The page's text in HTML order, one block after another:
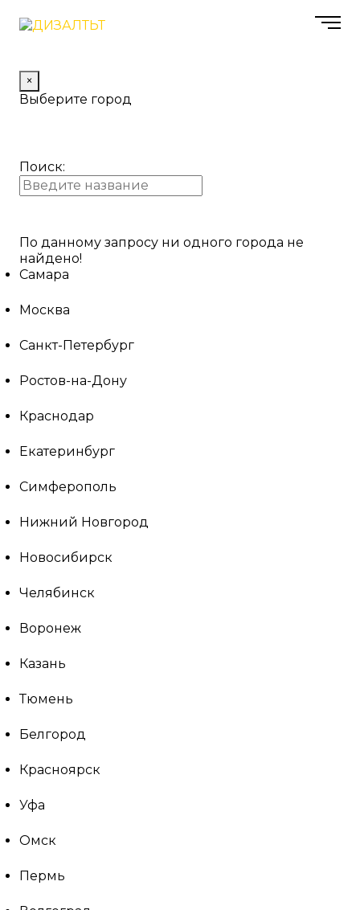
×
Выберите город
Поиск:
По данному запросу ни одного города не
найдено!
Самара
Москва
Санкт-Петербург
Ростов-на-Дону
Краснодар
Екатеринбург
Симферополь
Нижний Новгород
Новосибирск
Челябинск
Воронеж
Казань
Тюмень
Белгород
Красноярск
Уфа
Омск
Пермь